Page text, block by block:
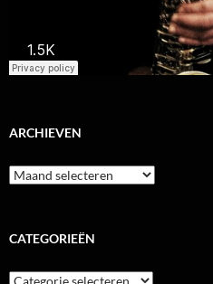
ARCHIEVEN
Archieven
CATEGORIEËN
Categorieën